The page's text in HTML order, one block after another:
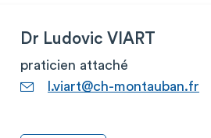
Dr Ludovic VIART
praticien attaché
l.viart@ch-montauban.fr